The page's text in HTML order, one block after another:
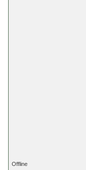
Offline